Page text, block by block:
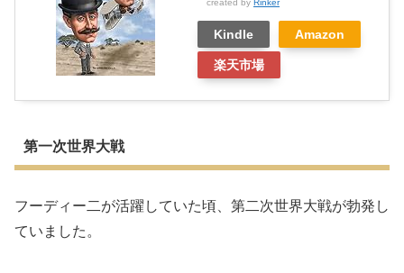
Kindle Amazon
楽天市場
第一次世界大戦
フーディー二が活躍していた頃、第二次世界大戦が勃発し
ていました。